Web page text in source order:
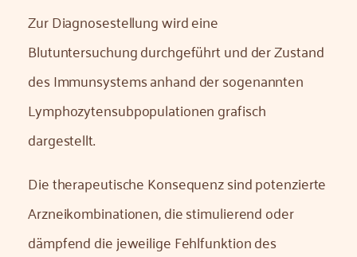
Zur Diagnosestellung wird eine
Blutuntersuchung durchgeführt und der Zustand
des Immunsystems anhand der sogenannten
Lymphozytensubpopulationen grafisch
dargestellt.
Die therapeutische Konsequenz sind potenzierte
Arzneikombinationen, die stimulierend oder
dämpfend die jeweilige Fehlfunktion des